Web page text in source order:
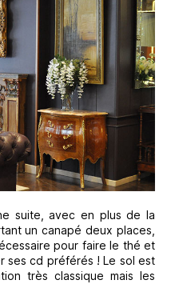
suite, avec en plus de la
un canapé deux places,
pour faire le thé et
ses cd préférés ! Le sol est
très classique mais les